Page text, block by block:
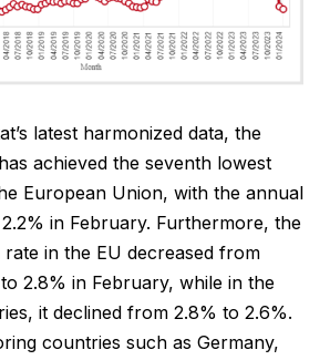
latest harmonized data, the
achieved the seventh lowest
European Union, with the annual
in February. Furthermore, the
in the EU decreased from
2.8% in February, while in the
it declined from 2.8% to 2.6%.
countries such as Germany,